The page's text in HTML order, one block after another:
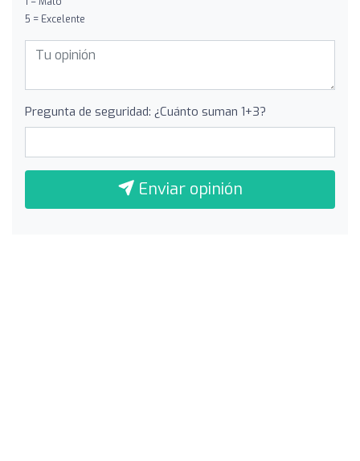
5 = Excelente
Pregunta de seguridad: ¿Cuánto suman 1+3?
Enviar opinión